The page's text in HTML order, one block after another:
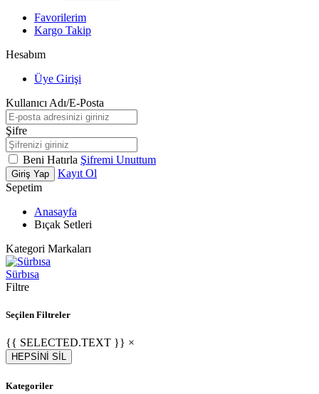
Favorilerim
Kargo Takip
Hesabım
Üye Girişi
Kullanıcı Adı/E-Posta
Şifre
Beni Hatırla Şifremi Unuttum
Giriş Yap
Kayıt Ol
Sepetim
Anasayfa
Bıçak Setleri
Kategori Markaları
Sürbısa
Filtre
Seçilen Filtreler
{{ SELECTED.TEXT }} ×
HEPSİNİ SİL
Kategoriler